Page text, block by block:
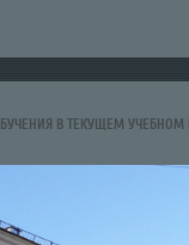
В ТЕКУЩЕМ УЧЕБНОМ